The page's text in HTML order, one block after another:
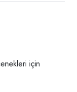
için